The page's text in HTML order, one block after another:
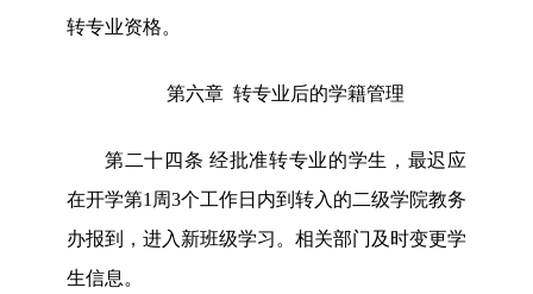
转专业资格。
第六章 转专业后的学籍管理
第二十四条 经批准转专业的学生，最迟应
在开学第1周3个工作日内到转入的二级学院教务
办报到，进入新班级学习。相关部门及时变更学
生信息。